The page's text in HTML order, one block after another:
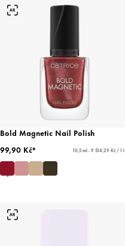
Bold Magnetic Nail Polish
99,90 Kč*
10,5 ml - 9 514,29 Kč / 1 l